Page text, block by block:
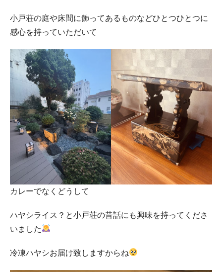
小戸荘の庭や床間に飾ってあるものなどひとつひとつに
感心を持っていただいて
カレーでなくどうして
ハヤシライス？と小戸荘の昔話にも興味を持ってくださ
いました
冷凍ハヤシお届け致しますからね